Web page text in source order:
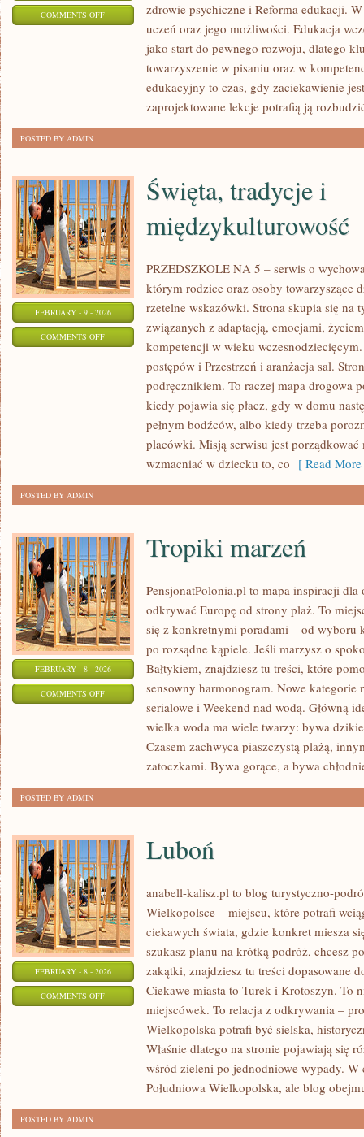
COMMENTS OFFON
NAUCZANIE
WCZESNOSZKOLNE
zdrowie psychiczne i Reforma edukacji.
uczeń oraz jego możliwości. Edukacja
jako start do pewnego rozwoju, dlatego
towarzyszenie w pisaniu oraz w
edukacyjny to czas, gdy zaciekawienie
zaprojektowane lekcje potrafią ją
POSTED BY ADMIN
FEBRUARY - 9 - 2026
COMMENTS OFFON
Święta, tradycje i
międzykulturowość
PRZEDSZKOLE NA 5 – serwis o
którym rodzice oraz osoby towarzyszące
rzetelne wskazówki. Strona skupia się na
związanych z adaptacją, emocjami,
kompetencji w wieku
postępów i Przestrzeń i aranżacja sal.
podręcznikiem. To raczej mapa drogowa
kiedy pojawia się płacz, gdy w domu
pełnym bodźców, albo kiedy trzeba
placówki. Misją serwisu jest
wzmacniać w dziecku to, co [ Read
POSTED BY ADMIN
FEBRUARY - 8 - 2026
COMMENTS OFFON
Tropiki marzeń
PensjonatPolonia.pl to mapa inspiracji
odkrywać Europę od strony plaż. To
się z konkretnymi poradami – od wyboru
po rozsądne kąpiele. Jeśli marzysz o
Bałtykiem, znajdziesz tu treści, które
sensowny harmonogram. Nowe kategorie
serialowe i Weekend nad wodą. Główną
wielka woda ma wiele twarzy: bywa
Czasem zachwyca piaszczystą plażą,
zatoczkami. Bywa gorące, a bywa
POSTED BY ADMIN
FEBRUARY - 8 - 2026
COMMENTS OFFON
Luboń
anabell-kalisz.pl to blog turystyczno-
Wielkopolsce – miejscu, które potrafi
ciekawych świata, gdzie konkret miesza
szukasz planu na krótką podróż, chcesz
zakątki, znajdziesz tu treści dopasowane
Ciekawe miasta to Turek i Krotoszyn. To
miejscówek. To relacja z odkrywania –
Wielkopolska potrafi być sielska,
Właśnie dlatego na stronie pojawiają się
wśród zieleni po jednodniowe wypady. W
Południowa Wielkopolska, ale blog
POSTED BY ADMIN